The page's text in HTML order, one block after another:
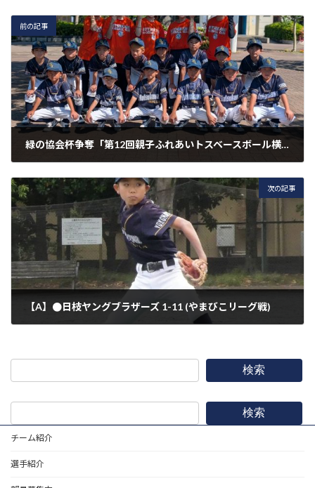
前の記事
緑の協会杯争奪「第12回親子ふれあいトスベースボール横浜市大会」に参加してきました
次の記事
【A】●日枝ヤングブラザーズ 1-11 (やまびこリーグ戦)
検索
検索
チーム紹介
選手紹介